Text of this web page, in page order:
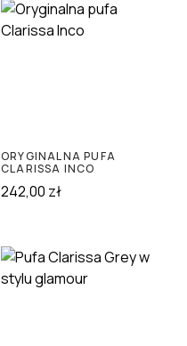
ORYGINALNA PUFA
CLARISSA INCO
242,00 zł